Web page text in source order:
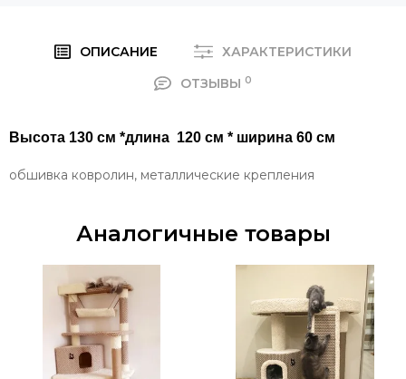
ОПИСАНИЕ
ХАРАКТЕРИСТИКИ
ОТЗЫВЫ 0
Высота 130 см *длина 120 см * ширина 60 см
обшивка ковролин, металлические крепления
Аналогичные товары